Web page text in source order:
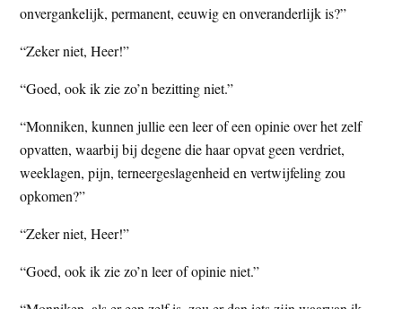
onvergankelijk, permanent, eeuwig en onveranderlijk is?”
“Zeker niet, Heer!”
“Goed, ook ik zie zo’n bezitting niet.”
“Monniken, kunnen jullie een leer of een opinie over het zelf
opvatten, waarbij bij degene die haar opvat geen verdriet,
weeklagen, pijn, terneergeslagenheid en vertwijfeling zou
opkomen?”
“Zeker niet, Heer!”
“Goed, ook ik zie zo’n leer of opinie niet.”